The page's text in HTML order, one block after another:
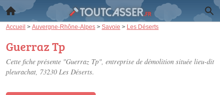
Accueil > Auvergne-Rhône-Alpes > Savoie > Les Déserts
Guerraz Tp
Cette fiche présente "Guerraz Tp", entreprise de démolition située lieu-dit
pleurachat, 73230 Les Déserts.